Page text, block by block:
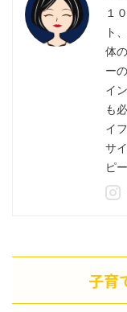
１
ト
体
ー
イ
も
イ
サ
ピ
子育